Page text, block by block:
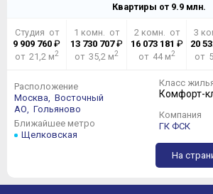
Квартиры от 9.9 млн.
Студия от
9 909 760 ₽
от 21,2 м2
1 комн. от
13 730 707₽
от 35,2 м2
2 комн. от
16 073 181 ₽
от 44 м2
3
20
от
Расположение
Москва,
Восточный
АО,
Гольяново
Ближайшее метро
Щелковская
Класс
Комфорт-
Компания
ГК ФСК
На